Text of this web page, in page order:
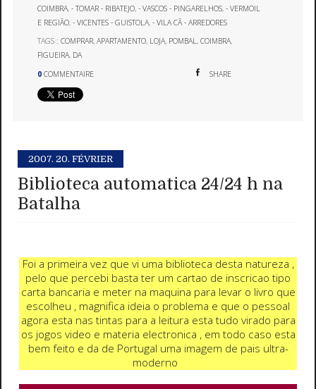
COIMBRA,- TOMAR - RIBATEJO,- VASCOS - PINGARELHOS,- VERMOIL
E REGIÃO,- VICENTES - GUISTOLA,- VILA CÃ - ARREDORES
TAGS :COMPRAR,APARTAMENTO, LOJA, POMBAL,COIMBRA,
FIGUEIRA, DA
0 COMMENTAIRE SHARE
2007. 20. FÉVRIER
Biblioteca automatica 24/24 h na
Batalha
Foi a primeira vez que vi uma biblioteca desta natureza ,
pelo que percebi basta ter um cartao de inscricao tipo
carta bancaria e meter na maquina para levar o livro que
escolheu , magnifica ideia o problema e que o pessoal
agora esta nas tintas para a leitura esta tudo virado para
os jogos video e materia electronica , em todo caso esta
bem feito e da de Portugal uma imagem de pais ultra-
moderno